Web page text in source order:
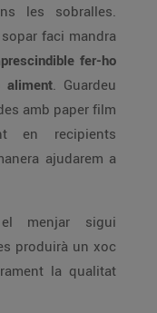
les sobralles.
faci mandra
fer-ho
aliment. Guardeu
amb paper film
en recipients
ajudarem a
menjar sigui
produirà un xoc
la qualitat